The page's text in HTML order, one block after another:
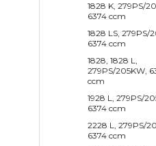
1828 K, 279PS/
6374 ccm
1828 LS, 279PS/
6374 ccm
1828, 1828 L,
279PS/205KW,
ccm
1928 L, 279PS/
6374 ccm
2228 L, 279PS/
6374 ccm